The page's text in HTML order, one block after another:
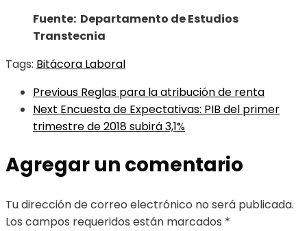
Fuente: Departamento de Estudios
Transtecnia
Tags: Bitácora Laboral
Previous Reglas para la atribución de renta
Next Encuesta de Expectativas: PIB del primer
trimestre de 2018 subirá 3,1%
Agregar un comentario
Tu dirección de correo electrónico no será publicada.
Los campos requeridos están marcados *